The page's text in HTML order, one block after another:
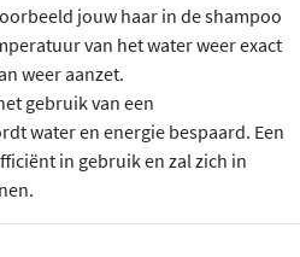
jouw haar in de shampoo
van het water weer exact
weer aanzet.
gebruik van een
water en energie bespaard. Een
in gebruik en zal zich in